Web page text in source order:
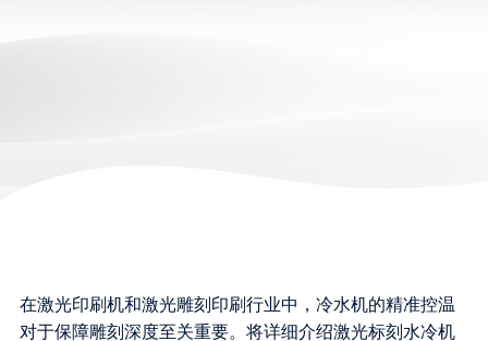
在激光印刷机和激光雕刻印刷行业中，冷水机的精准控温
对于保障雕刻深度至关重要。将详细介绍激光标刻水冷机